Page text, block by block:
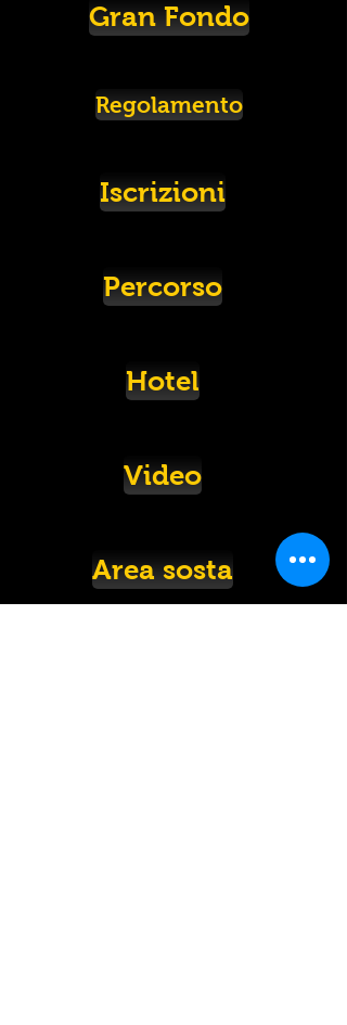
Gran Fondo
Regolamento
Iscrizioni
Percorso
Hotel
Video
Area sosta